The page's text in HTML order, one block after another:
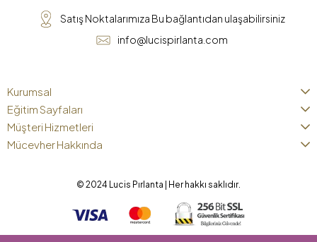
Satış Noktalarımıza Bu bağlantıdan ulaşabilirsiniz
info@lucispirlanta.com
Kurumsal
Eğitim Sayfaları
Müşteri Hizmetleri
Mücevher Hakkında
© 2024 Lucis Pırlanta | Her hakkı saklıdır.